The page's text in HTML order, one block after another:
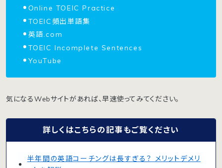
Online TOEIC Practice
TOEIC頻出単語集
英語.com
TOEIC Incomplete Sentences
YouTube
気になるWebサイトがあれば、早速使ってみてください。
詳しくはこちらの記事もご覧ください
半年間の英語コーチングは長すぎる？ メリットデメリ